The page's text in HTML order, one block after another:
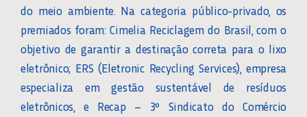
do meio ambiente. Na categoria público-privado, os
premiados foram: Cimelia Reciclagem do Brasil, com o
objetivo de garantir a destinação correta para o lixo
eletrônico; ERS (Eletronic Recycling Services), empresa
especializa em gestão sustentável de resíduos
eletrônicos, e Recap – 3º Sindicato do Comércio